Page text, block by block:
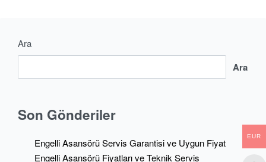
Ara
Ara
Son Gönderiler
Engelli Asansörü Servis Garantisi ve Uygun Fiyat
Engelli Asansörü Fiyatları ve Teknik Servis
EUR